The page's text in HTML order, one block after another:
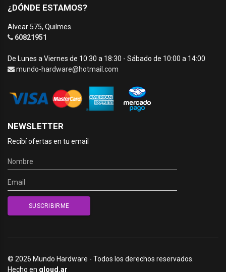
¿DÓNDE ESTAMOS?
Alvear 575, Quilmes.
60821951
De Lunes a Viernes de 10:30 a 18:30 - Sábado de 10:00 a 14:00
mundo-hardware@hotmail.com
NEWSLETTER
Recibí ofertas en tu email
© 2026 Mundo Hardware - Todos los derechos reservados.
Hecho en qloud.ar